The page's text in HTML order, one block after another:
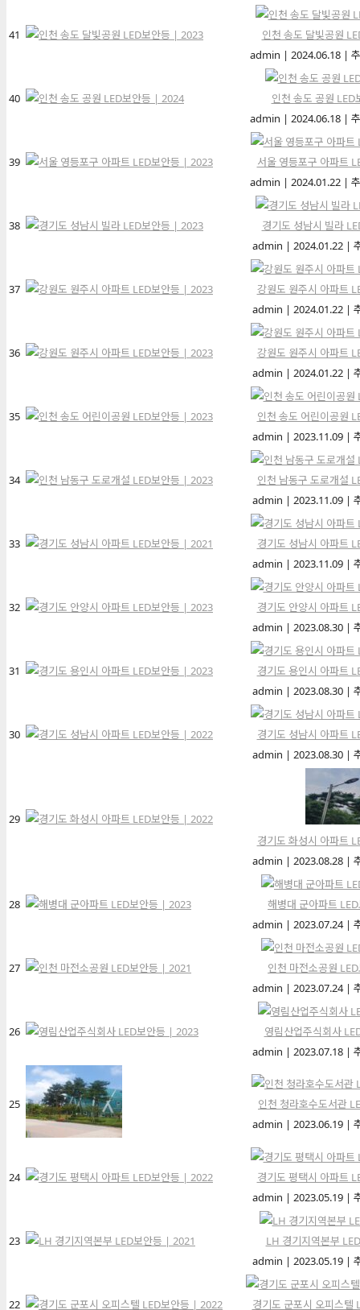
41
인천 송도 달빛공원
admin | 2024.06.18 |
40
인천 송도 공원
admin | 2024.06.18 |
39
서울 영등포구 아파트
admin | 2024.01.22 |
38
경기도 성남시 빌라
admin | 2024.01.22 |
37
강원도 원주시 아파트
admin | 2024.01.22 |
36
강원도 원주시 아파트
admin | 2024.01.22 |
35
인천 송도 어린이공원
admin | 2023.11.09 |
34
인천 남동구 도로개설
admin | 2023.11.09 |
33
경기도 성남시 아파트
admin | 2023.11.09 |
32
경기도 안양시 아파트
admin | 2023.08.30 |
31
경기도 용인시 아파트
admin | 2023.08.30 |
30
경기도 성남시 아파트
admin | 2023.08.30 |
29
경기도 화성시 아파트
admin | 2023.08.28 |
28
해병대 군아파트
admin | 2023.07.24 |
27
인천 마전소공원
admin | 2023.07.24 |
26
영림산업주식회사
admin | 2023.07.18 |
25
인천 청라호수도서관
admin | 2023.06.19 |
24
경기도 평택시 아파트
admin | 2023.05.19 |
23
LH 경기지역본부
admin | 2023.05.19 |
22 경기도 군포시 오피스텔